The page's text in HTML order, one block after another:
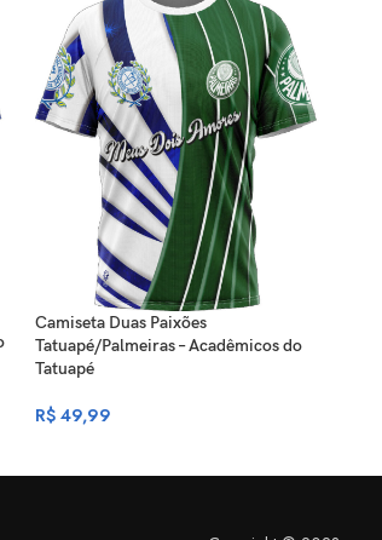
Camiseta Duas Paixões
Tatuapé/Palmeiras – Acadêmicos do
Tatuapé
R$ 49,99